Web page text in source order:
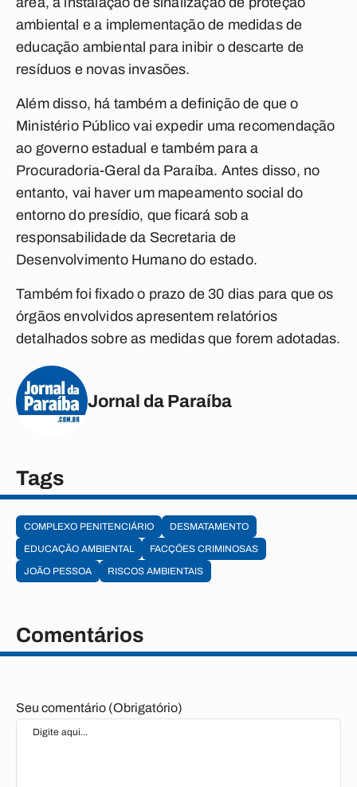
ambiental e a implementação de medidas de
educação ambiental para inibir o descarte de
resíduos e novas invasões.
Além disso, há também a definição de que o
Ministério Público vai expedir uma recomendação
ao governo estadual e também para a
Procuradoria-Geral da Paraíba. Antes disso, no
entanto, vai haver um mapeamento social do
entorno do presídio, que ficará sob a
responsabilidade da Secretaria de
Desenvolvimento Humano do estado.
Também foi fixado o prazo de 30 dias para que os
órgãos envolvidos apresentem relatórios
detalhados sobre as medidas que forem adotadas.
Jornal da Paraíba
Tags
COMPLEXO PENITENCIÁRIO
DESMATAMENTO
EDUCAÇÃO AMBIENTAL
FACÇÕES CRIMINOSAS
JOÃO PESSOA
RISCOS AMBIENTAIS
Comentários
Seu comentário (Obrigatório)